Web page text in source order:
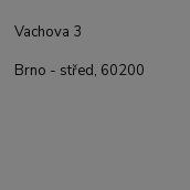
Vachova 3
Brno - střed, 60200